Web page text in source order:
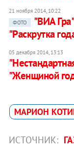
21 ноября 2014, 10:22
ФОТО
"ВИА
"Раскрутка
05 декабря 2014, 13:13
"Женщиной
МАРИОН
ИСТОЧНИК: